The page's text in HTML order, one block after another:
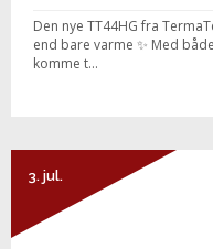
Den nye TT44HG fra
end bare varme ✨ Med
komme t...
3. jul.